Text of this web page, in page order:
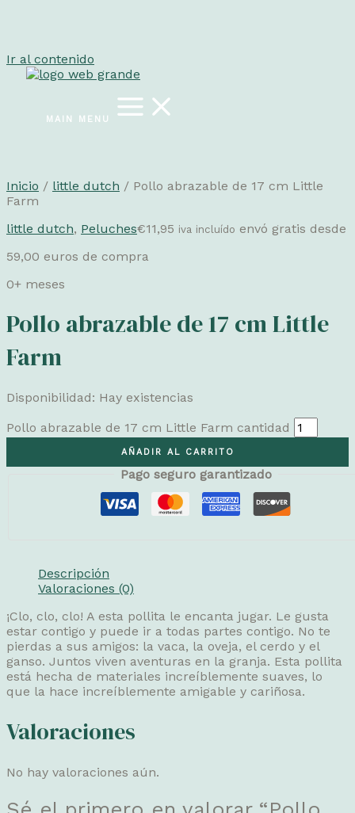
Ir al contenido
MAIN MENU
Inicio / little dutch / Pollo abrazable de 17 cm Little
Farm
little dutch, Peluches€11,95 iva incluído envó gratis desde
59,00 euros de compra
0+ meses
Pollo abrazable de 17 cm Little
Farm
Disponibilidad: Hay existencias
Pollo abrazable de 17 cm Little Farm cantidad
AÑADIR AL CARRITO
Pago seguro garantizado
Descripción
Valoraciones (0)
¡Clo, clo, clo! A esta pollita le encanta jugar. Le gusta
estar contigo y puede ir a todas partes contigo. No te
pierdas a sus amigos: la vaca, la oveja, el cerdo y el
ganso. Juntos viven aventuras en la granja. Esta pollita
está hecha de materiales increíblemente suaves, lo
que la hace increíblemente amigable y cariñosa.
Valoraciones
No hay valoraciones aún.